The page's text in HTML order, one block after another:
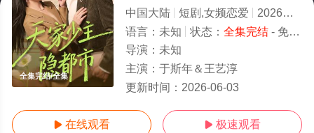
全集完结/全集
中国大陆 短剧,女频恋爱 2026
3.0
语言： 未知 状态： 全集完结- 免费在线观看
导演： 未知
主演： 于斯年＆王艺淳
更新时间： 2026-06-03
 在线观看  极速观看